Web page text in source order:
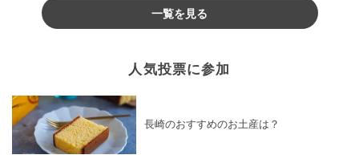
一覧を見る
人気投票に参加
長崎のおすすめのお土産は？